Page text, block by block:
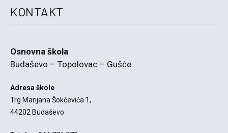
KONTAKT
Osnovna škola
Budaševo – Topolovac – Gušće
Adresa škole
Trg Marijana Šokčevića 1,
44202 Budaševo